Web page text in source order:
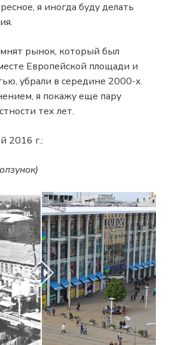
я иногда буду делать
рынок, который был
Европейской площади и
убрали в середине 2000-х.
я покажу еще пару
тех лет.
2016 г.: